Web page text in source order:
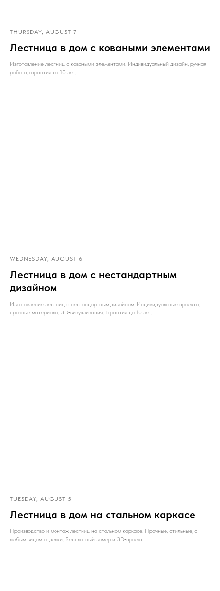
THURSDAY, AUGUST 7
Лестница в дом с коваными элементами
Изготовление лестниц с коваными элементами. Индивидуальный дизайн, ручная
работа, гарантия до 10 лет.
WEDNESDAY, AUGUST 6
Лестница в дом с нестандартным
дизайном
Изготовление лестниц с нестандартным дизайном. Индивидуальные проекты,
прочные материалы, 3D‑визуализация. Гарантия до 10 лет.
TUESDAY, AUGUST 5
Лестница в дом на стальном каркасе
Производство и монтаж лестниц на стальном каркасе. Прочные, стильные, с
любым видом отделки. Бесплатный замер и 3D‑проект.